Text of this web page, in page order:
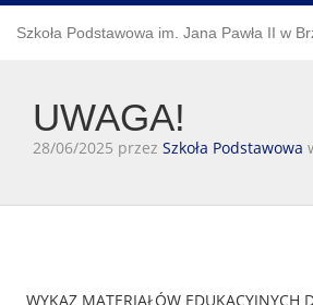
Szkoła Podstawowa im. Jana Pawła II w
UWAGA!
28/06/2025 przez Szkoła Podstawowa
WYKAZ MATERIAŁÓW